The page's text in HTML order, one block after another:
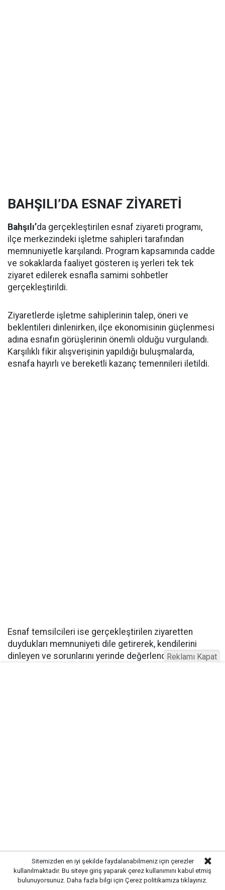
BAHŞILI’DA ESNAF ZİYARETİ
Bahşılı’da gerçekleştirilen esnaf ziyareti programı,
ilçe merkezindeki işletme sahipleri tarafından
memnuniyetle karşılandı. Program kapsamında cadde
ve sokaklarda faaliyet gösteren iş yerleri tek tek
ziyaret edilerek esnafla samimi sohbetler
gerçekleştirildi.
Ziyaretlerde işletme sahiplerinin talep, öneri ve
beklentileri dinlenirken, ilçe ekonomisinin güçlenmesi
adına esnafın görüşlerinin önemli olduğu vurgulandı.
Karşılıklı fikir alışverişinin yapıldığı buluşmalarda,
esnafa hayırlı ve bereketli kazanç temennileri iletildi.
Esnaf temsilcileri ise gerçekleştirilen ziyaretten
duydukları memnuniyeti dile getirerek, kendilerini
dinleyen ve sorunlarını yerinde değerlendiren heyete
Sitemizden en iyi şekilde faydalanabilmeniz için çerezler
kullanılmaktadır. Bu siteye giriş yaparak çerez kullanımını kabul etmiş
bulunuyorsunuz. Daha fazla bilgi için Çerez politikamıza tıklayınız.
Reklamı Kapat